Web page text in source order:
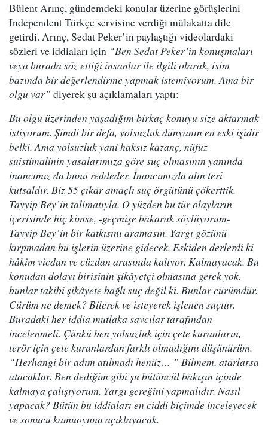
Bülent Arınç, gündemdeki konular üzerine görüşlerini
Independent Türkçe servisine verdiği mülakatta dile
getirdi. Arınç, Sedat Peker’in paylaştığı videolardaki
sözleri ve iddiaları için “Ben Sedat Peker’in konuşmaları
veya burada söz ettiği insanlar ile ilgili olarak, isim
bazında bir değerlendirme yapmak istemiyorum. Ama bir
olgu var” diyerek şu açıklamaları yaptı:
Bu olgu üzerinden yaşadığım birkaç konuyu size aktarmak
istiyorum. Şimdi bir defa, yolsuzluk dünyanın en eski işidir
belki. Ama yolsuzluk yani haksız kazanç, nüfuz
suistimalinin yasalarımıza göre suç olmasının yanında
inancımız da bunu reddeder. İnancımızda alın teri
kutsaldır. Biz 55 çıkar amaçlı suç örgütünü çökerttik.
Tayyip Bey’in talimatıyla. O yüzden bu tür olayların
içerisinde hiç kimse, -geçmişe bakarak söylüyorum-
Tayyip Bey’in bir katkısını aramasın. Yargı gözünü
kırpmadan bu işlerin üzerine gidecek. Eskiden derlerdi ki
hâkim vicdan ve cüzdan arasında kalıyor. Kalmayacak. Bu
konudan dolayı birisinin şikâyetçi olmasına gerek yok,
bunlar takibi şikâyete bağlı suç değil ki. Bunlar cürümdür.
Cürüm ne demek? Bilerek ve isteyerek işlenen suçtur.
Buradaki her iddia mutlaka savcılar tarafından
incelenmeli. Çünkü ben yolsuzluk için çete kuranların,
terör için çete kuranlardan farklı olmadığını düşünürüm.
“Herhangi bir adım atılmadı henüz… ” Bilmem, atarlarsa
atacaklar. Ben dediğim gibi şu bütüncül bakışın içinde
kalmaya çalışıyorum. Yargı gereğini yapmalıdır. Nasıl
yapacak? Bütün bu iddiaları en ciddi biçimde inceleyecek
ve sonucu kamuoyuna açıklayacak.